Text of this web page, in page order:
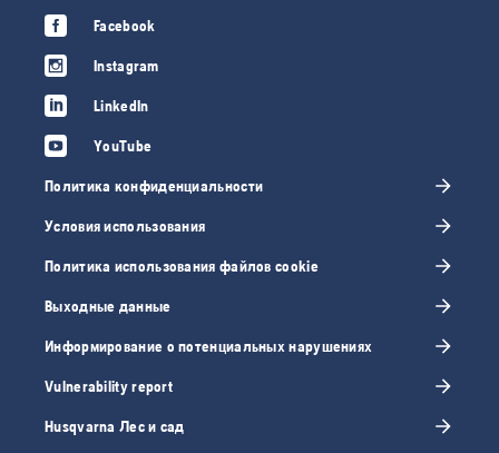
Facebook
Instagram
LinkedIn
YouTube
Политика конфиденциальности
Условия использования
Политика использования файлов cookie
Выходные данные
Информирование о потенциальных нарушениях
Vulnerability report
Husqvarna Лес и сад